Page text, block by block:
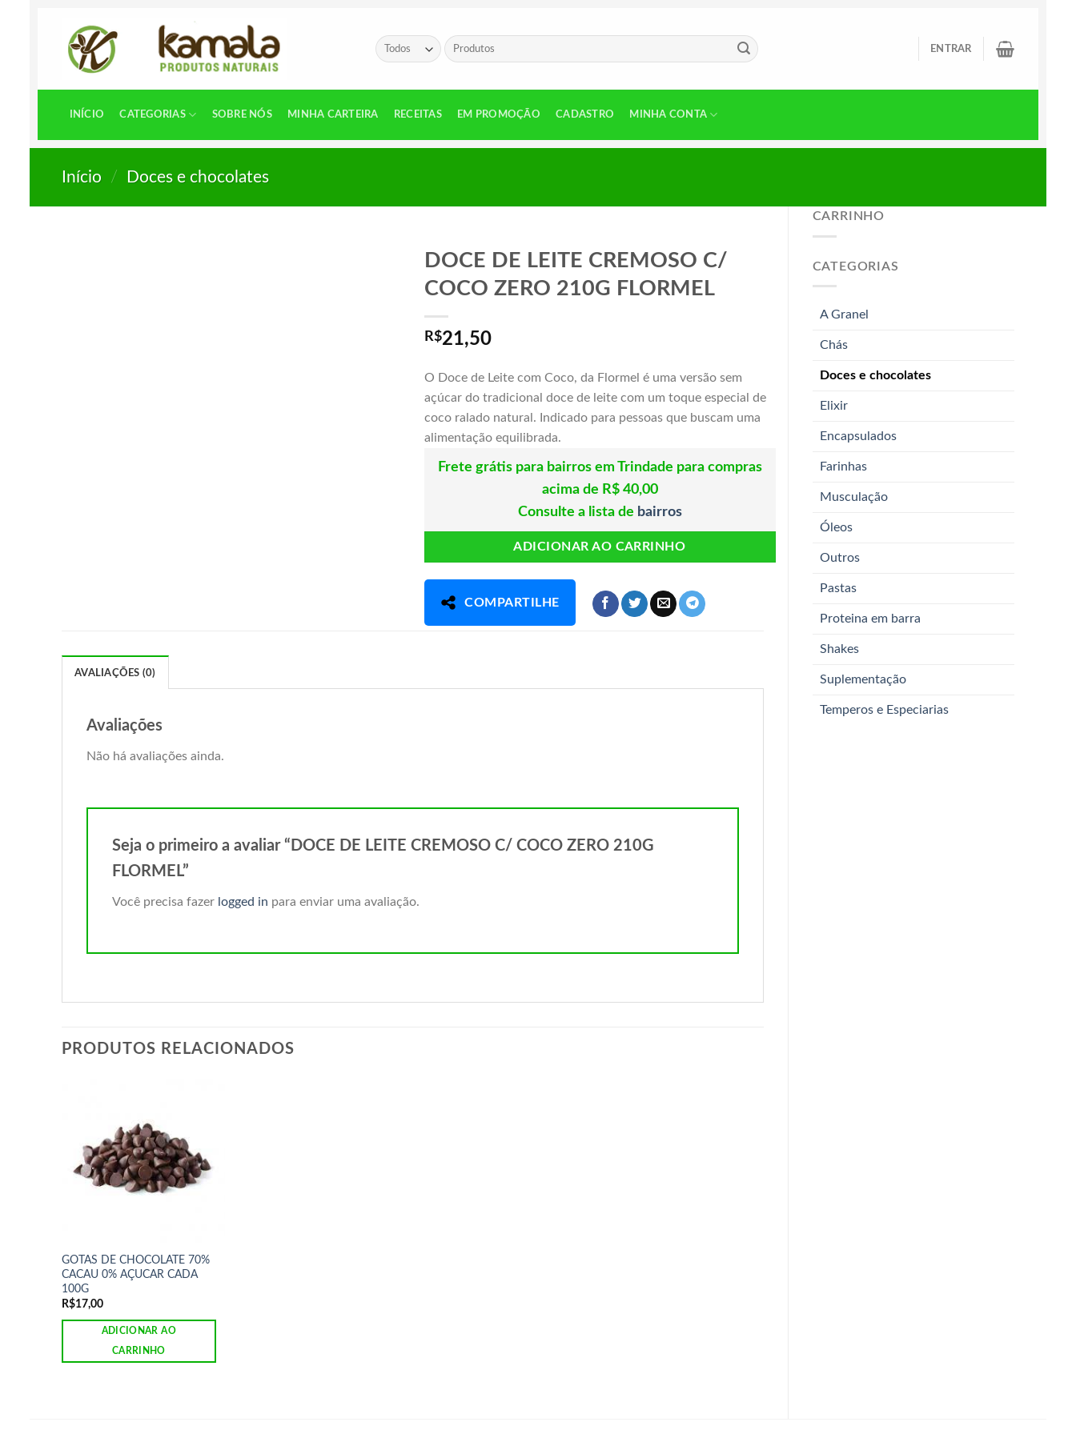
content
Pesquisar
por:
ENTRAR
INÍCIO CATEGORIAS SOBRE NÓS MINHA CARTEIRA RECEITAS EM PROMOÇÃO CADASTRO MINHA CONTA
Início / Doces e chocolates
CARRINHO
CATEGORIAS
A Granel
Chás
Doces e chocolates
Elixir
Encapsulados
Farinhas
Musculação
Óleos
Outros
Pastas
Proteina em barra
Shakes
Suplementação
Temperos e Especiarias
DOCE DE LEITE CREMOSO C/
COCO ZERO 210G FLORMEL
R$21,50
O Doce de Leite com Coco, da Flormel é uma versão sem
açúcar do tradicional doce de leite com um toque especial de
coco ralado natural. Indicado para pessoas que buscam uma
alimentação equilibrada.
Frete grátis para bairros em Trindade para compras
acima de R$ 40,00
Consulte a lista de bairros
ADICIONAR AO CARRINHO
COMPARTILHE
AVALIAÇÕES (0)
Avaliações
Não há avaliações ainda.
Seja o primeiro a avaliar “DOCE DE LEITE CREMOSO C/ COCO ZERO 210G
FLORMEL”
Você precisa fazer logged in para enviar uma avaliação.
PRODUTOS RELACIONADOS
GOTAS DE CHOCOLATE 70%
CACAU 0% AÇUCAR CADA
100G
R$17,00
ADICIONAR AO
CARRINHO